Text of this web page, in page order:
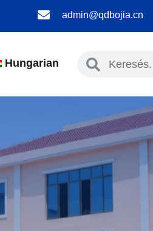
admin@qdbojia.cn
Hungarian